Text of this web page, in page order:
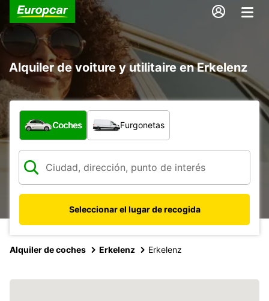
Alquiler de voiture y utilitaire en Erkelenz
¿Qué tipo de vehículo?
Coches Furgonetas
Seleccionar el lugar de recogida
Alquiler de coches Erkelenz Erkelenz